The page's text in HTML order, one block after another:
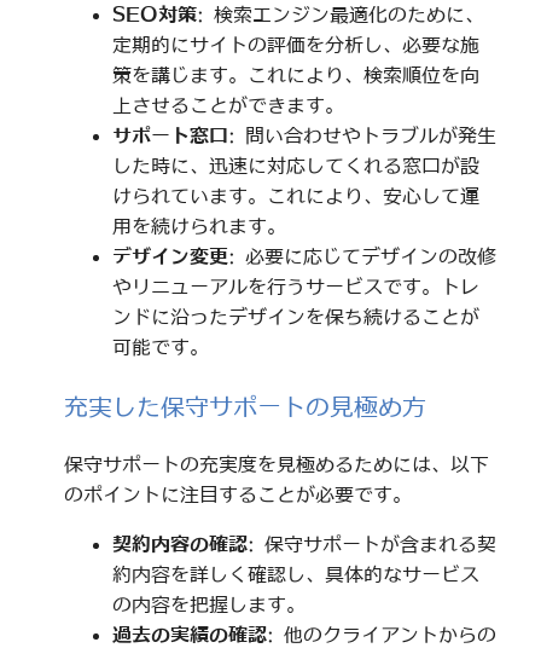
SEO対策: 検索エンジン最適化のために、
定期的にサイトの評価を分析し、必要な施
策を講じます。これにより、検索順位を向
上させることができます。
サポート窓口 : 問い合わせやトラブルが発生
した時に、迅速に対応してくれる窓口が設
けられています。これにより、安心して運
用を続けられます。
デザイン変更: 必要に応じてデザインの改修
やリニューアルを行うサービスです。トレ
ンドに沿ったデザインを保ち続けることが
可能です。
充実した保守サポートの見極め方
保守サポートの充実度を見極めるためには、以下
のポイントに注目することが必要です。
契約内容の確認: 保守サポートが含まれる契
約内容を詳しく確認し、具体的なサービス
の内容を把握します。
過去の実績の確認: 他のクライアントからの